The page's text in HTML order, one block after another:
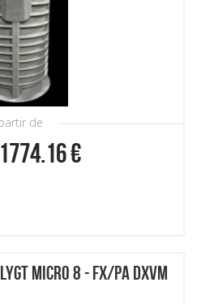
de
1774.16€
MICRO 8 - FX/PA DXVM